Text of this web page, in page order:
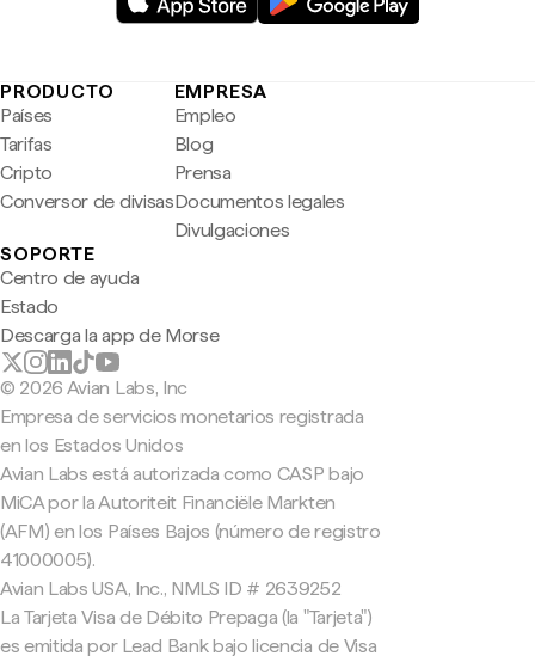
PRODUCTO
Países
Tarifas
Cripto
Conversor de divisas
EMPRESA
Empleo
Blog
Prensa
Documentos legales
Divulgaciones
SOPORTE
Centro de ayuda
Estado
Descarga la app de Morse
© 2026 Avian Labs, Inc
Empresa de servicios monetarios registrada
en los Estados Unidos
Avian Labs está autorizada como CASP bajo
MiCA por la Autoriteit Financiële Markten
(AFM) en los Países Bajos (número de registro
41000005).
Avian Labs USA, Inc., NMLS ID # 2639252
La Tarjeta Visa de Débito Prepaga (la "Tarjeta")
es emitida por Lead Bank bajo licencia de Visa